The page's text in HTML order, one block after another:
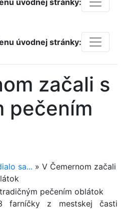
úvodnej stránky:
úvodnej stránky:
začali s
pečením
sa... » V Čemernom začali
farníčky z mestskej časti